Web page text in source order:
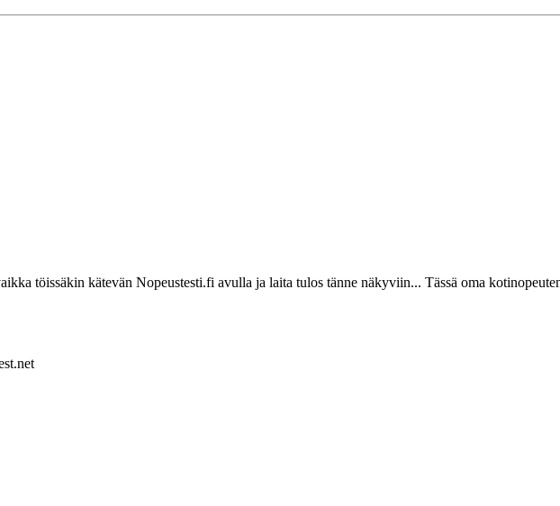
töissäkin kätevän Nopeustesti.fi avulla ja laita tulos tänne näkyviin... Tässä oma